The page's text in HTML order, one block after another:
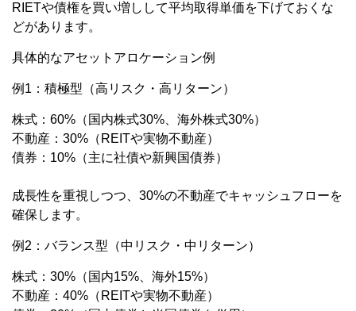
RIETや債権を買い増しして平均取得単価を下げておくな
どがあります。
具体的なアセットアロケーション例
例1：積極型（高リスク・高リターン）
株式：60%（国内株式30%、海外株式30%）
不動産：30%（REITや実物不動産）
債券：10%（主に社債や新興国債券）
成長性を重視しつつ、30%の不動産でキャッシュフローを
確保します。
例2：バランス型（中リスク・中リターン）
株式：30%（国内15%、海外15%）
不動産：40%（REITや実物不動産）